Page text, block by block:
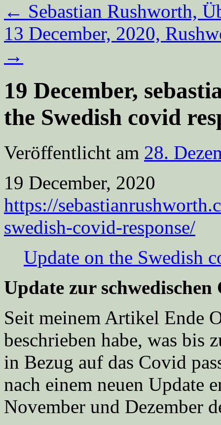
← Sebastian Rushworth,
13 December, 2020,
→
19 December,
the Swedish covid
Veröffentlicht am 28.
19 December, 2020
https://
swedish-covid-response/
Update on the Swedish
Update zur
Seit meinem Artikel Ende
beschrieben habe, was bis
in Bezug auf das Covid
nach einem neuen Update
November und Dezember